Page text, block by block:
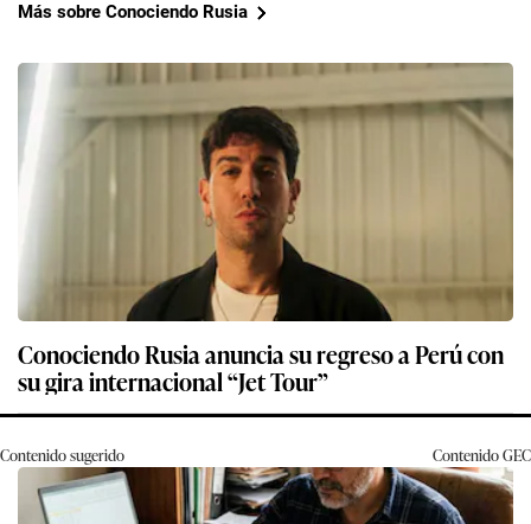
Más sobre Conociendo Rusia
Conociendo Rusia anuncia su regreso a Perú con
su gira internacional “Jet Tour”
Contenido sugerido ContenidoGEC